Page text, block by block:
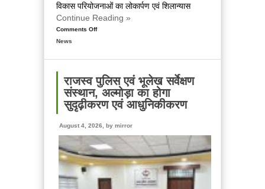
विकास परियोजनाओं का लोकार्पण एवं शिलान्यास
Continue Reading »
Comments Offon
किया
मसूरी
विधानसभा
विभिन्न
विकास
योजनाओं
का
लोकार्पण
और
News
राजस्व पुलिस एवं भूलेख सर्वेक्षण
संस्थान, अल्मोड़ा का होगा
सुदृढ़ीकरण एवं आधुनिकीकरण
August 4, 2026, by mirror